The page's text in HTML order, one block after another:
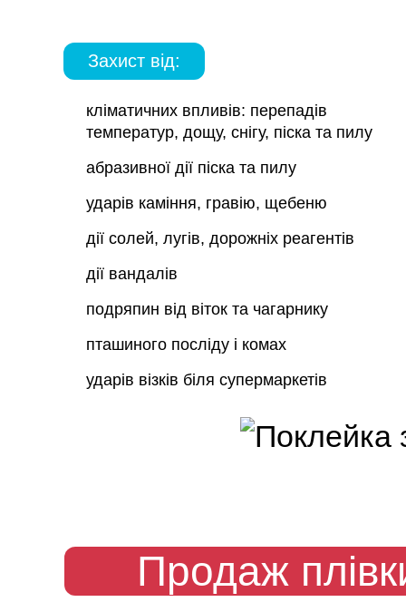
Захист від:
кліматичних впливів: перепадів
температур, дощу, снігу, піска та пилу
абразивної дії піска та пилу
ударів каміння, гравію, щебеню
дії солей, лугів, дорожніх реагентів
дії вандалів
подряпин від віток та чагарнику
пташиного посліду і комах
ударів візків біля супермаркетів
Продаж